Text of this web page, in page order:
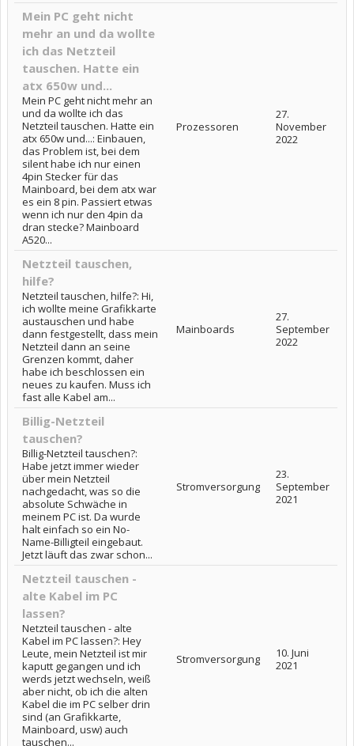
Mein PC geht nicht
mehr an und da wollte
ich das Netzteil
tauschen. Hatte ein
atx 650w und...
Mein PC geht nicht mehr an
und da wollte ich das
Netzteil tauschen. Hatte ein
atx 650w und...: Einbauen,
das Problem ist, bei dem
silent habe ich nur einen
4pin Stecker für das
Mainboard, bei dem atx war
es ein 8 pin. Passiert etwas
wenn ich nur den 4pin da
dran stecke? Mainboard
A520...
Prozessoren
27.
November
2022
Netzteil tauschen,
hilfe?
Netzteil tauschen, hilfe?: Hi,
ich wollte meine Grafikkarte
austauschen und habe
dann festgestellt, dass mein
Netzteil dann an seine
Grenzen kommt, daher
habe ich beschlossen ein
neues zu kaufen. Muss ich
fast alle Kabel am...
Mainboards
27.
September
2022
Billig-Netzteil
tauschen?
Billig-Netzteil tauschen?:
Habe jetzt immer wieder
über mein Netzteil
nachgedacht, was so die
absolute Schwäche in
meinem PC ist. Da wurde
halt einfach so ein No-
Name-Billigteil eingebaut.
Jetzt läuft das zwar schon...
Stromversorgung
23.
September
2021
Netzteil tauschen -
alte Kabel im PC
lassen?
Netzteil tauschen - alte
Kabel im PC lassen?: Hey
Leute, mein Netzteil ist mir
kaputt gegangen und ich
werds jetzt wechseln, weiß
aber nicht, ob ich die alten
Kabel die im PC selber drin
sind (an Grafikkarte,
Mainboard, usw) auch
tauschen...
Stromversorgung
10. Juni
2021